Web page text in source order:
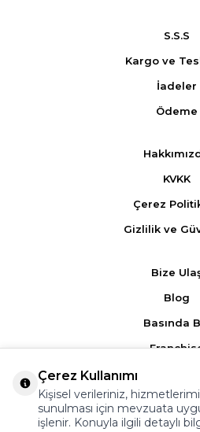
S.S.S
Kargo ve
İadeler
Ödeme
KVKK
Çerez
Gizlilik ve
Bize
Blog
Basında
Ürün
Çerez Kullanımı
Kişisel verileriniz,
sunulması için mevzuata
işlenir. Konuyla ilgili detaylı